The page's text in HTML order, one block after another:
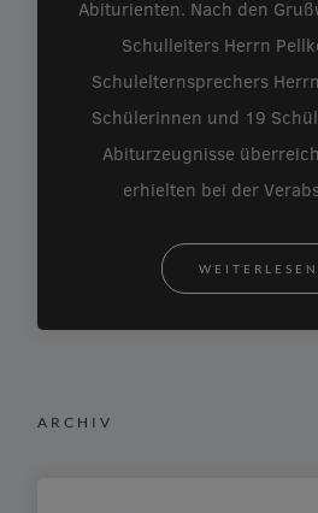
Abiturienten. Nach den
Schulleiters Herrn
Schulelternsprechers
Schülerinnen und 19
Abiturzeugnisse
erhielten bei der
WEITERLESEN
ARCHIV